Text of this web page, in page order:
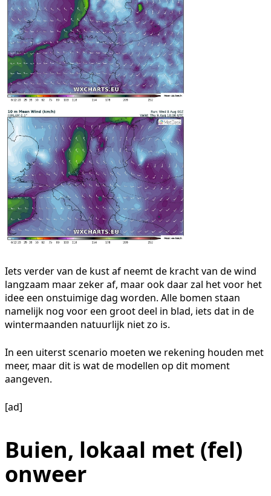
Iets verder van de kust af neemt de kracht van de wind
langzaam maar zeker af, maar ook daar zal het voor het
idee een onstuimige dag worden. Alle bomen staan
namelijk nog voor een groot deel in blad, iets dat in de
wintermaanden natuurlijk niet zo is.
In een uiterst scenario moeten we rekening houden met
meer, maar dit is wat de modellen op dit moment
aangeven.
[ad]
Buien, lokaal met (fel)
onweer